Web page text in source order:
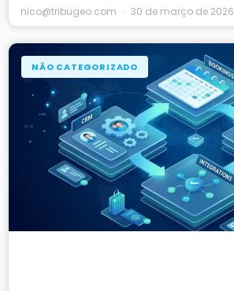
nico@tribugeo.com 30 de março de 2026
NÃO CATEGORIZADO